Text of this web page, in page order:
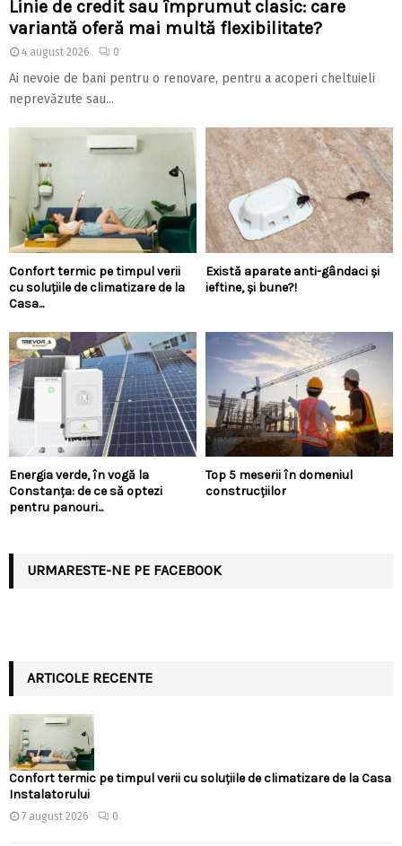
Linie de credit sau împrumut clasic: care
variantă oferă mai multă flexibilitate?
4 august 2026 0
Ai nevoie de bani pentru o renovare, pentru a acoperi cheltuieli
neprevăzute sau...
Confort termic pe timpul verii
cu soluțiile de climatizare de la
Casa...
Există aparate anti-gândaci și
ieftine, și bune?!
Energia verde, în vogă la
Constanța: de ce să optezi
pentru panouri...
Top 5 meserii în domeniul
construcțiilor
URMARESTE-NE PE FACEBOOK
ARTICOLE RECENTE
Confort termic pe timpul verii cu soluțiile de climatizare de la Casa
Instalatorului
7 august 2026 0